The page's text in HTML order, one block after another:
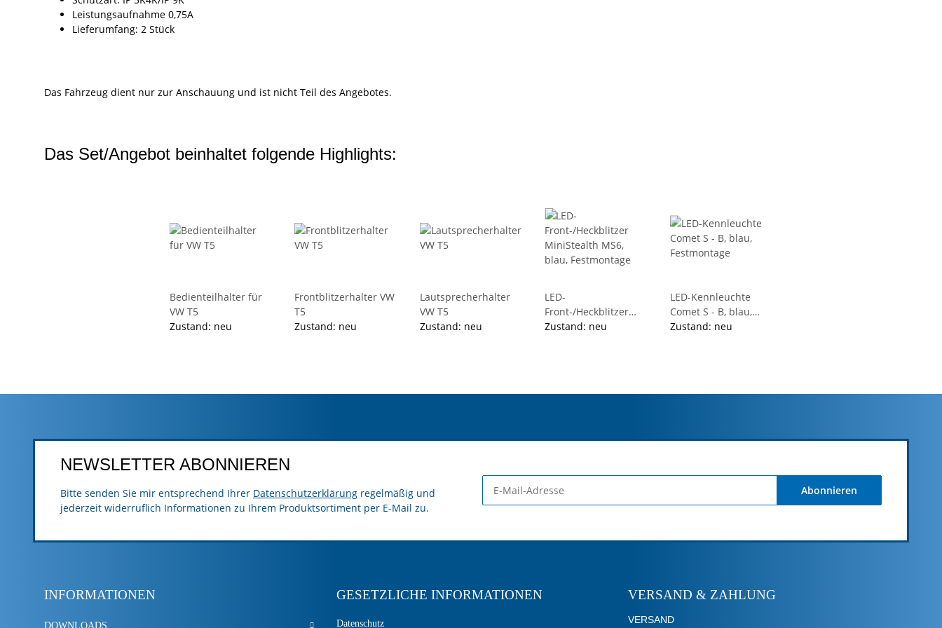
Leistungsaufnahme 0,75A
Lieferumfang: 2 Stück
Das Fahrzeug dient nur zur Anschauung und ist nicht Teil des Angebotes.
Das Set/Angebot beinhaltet folgende Highlights:
Bedienteilhalter für
VW T5
Zustand: neu
Frontblitzerhalter VW
T5
Zustand: neu
Lautsprecherhalter
VW T5
Zustand: neu
LED-
Front-/Heckblitzer
MiniStealth MS6,
Zustand: neu
LED-Kennleuchte
Comet S - B, blau,
Festmontage
Zustand: neu
NEWSLETTER ABONNIEREN
Bitte senden Sie mir entsprechend Ihrer Datenschutzerklärung regelmäßig und
jederzeit widerruflich Informationen zu Ihrem Produktsortiment per E-Mail zu.
Abonnieren
INFORMATIONEN
DOWNLOADS
GESETZLICHE INFORMATIONEN
Datenschutz
VERSAND & ZAHLUNG
VERSAND